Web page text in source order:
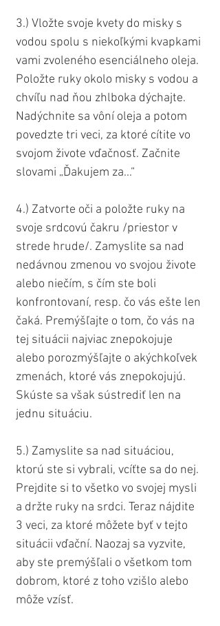
3.) Vložte svoje kvety do misky s
vodou spolu s niekoľkými kvapkami
vami zvoleného esenciálneho oleja.
Položte ruky okolo misky s vodou a
chvíľu nad ňou zhlboka dýchajte.
Nadýchnite sa vôní oleja a potom
povedzte tri veci, za ktoré cítite vo
svojom živote vďačnosť. Začnite
slovami „Ďakujem za...“
4.) Zatvorte oči a položte ruky na
svoje srdcovú čakru /priestor v
strede hrude/. Zamyslite sa nad
nedávnou zmenou vo svojou živote
alebo niečím, s čím ste boli
konfrontovaní, resp. čo vás ešte len
čaká. Premýšľajte o tom, čo vás na
tej situácii najviac znepokojuje
alebo porozmýšľajte o akýchkoľvek
zmenách, ktoré vás znepokojujú.
Skúste sa však sústrediť len na
jednu situáciu.
5.) Zamyslite sa nad situáciou,
ktorú ste si vybrali, vcíťte sa do nej.
Prejdite si to všetko vo svojej mysli
a držte ruky na srdci. Teraz nájdite
3 veci, za ktoré môžete byť v tejto
situácii vďační. Naozaj sa vyzvite,
aby ste premýšľali o všetkom tom
dobrom, ktoré z toho vzišlo alebo
môže vzísť.